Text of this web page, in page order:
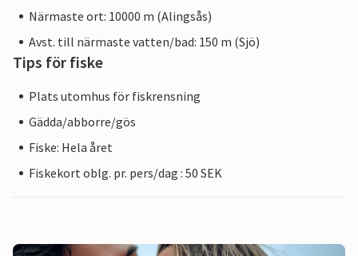
Närmaste ort: 10000 m (Alingsås)
Avst. till närmaste vatten/bad: 150 m (Sjö)
Tips för fiske
Plats utomhus för fiskrensning
Gädda/abborre/gös
Fiske: Hela året
Fiskekort oblg. pr. pers/dag : 50 SEK